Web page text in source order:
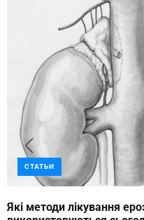
СТАТЬИ
Які методи лікування